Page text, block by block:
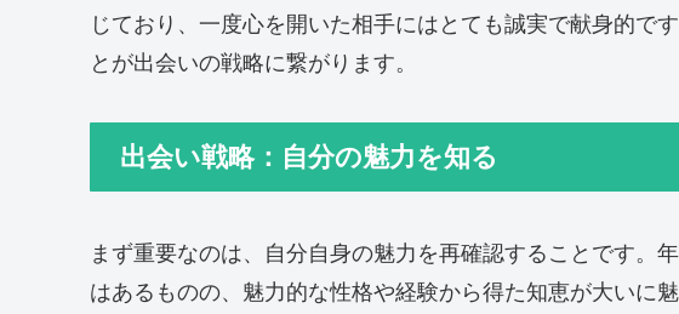
じており、一度心を開いた相手にはとても誠実で献身的で
とが出会いの戦略に繋がります。
出会い戦略：自分の魅力を知る
まず重要なのは、自分自身の魅力を再確認することです。
はあるものの、魅力的な性格や経験から得た知恵が大いに